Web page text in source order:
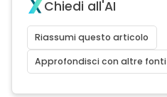
Chiedi all'AI
Riassumi questo articolo
Approfondisci con altre fonti